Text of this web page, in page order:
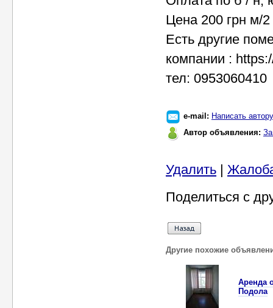
Цена 200 грн м/
Есть другие
компании :
тел: 0953060410
e-mail: Написать автору
Автор объявления:
Удалить |
Поделиться с
Другие похожие
Аренда
Подола